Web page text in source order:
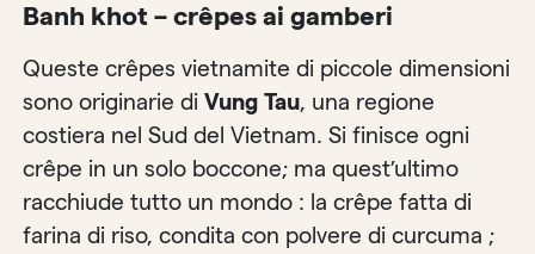
Banh khot – crêpes ai gamberi
Queste crêpes vietnamite di piccole dimensioni
sono originarie diVung Tau, una regione
costiera nel Sud del Vietnam. Si finisce ogni
crêpe in un solo boccone; ma quest’ultimo
racchiude tutto un mondo : la crêpe fatta di
farina di riso, condita con polvere di curcuma ;